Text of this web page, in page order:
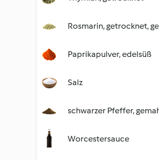
Rosmarin, getrocknet,
Paprikapulver, edelsüß
Salz
schwarzer Pfeffer,
Worcestersauce